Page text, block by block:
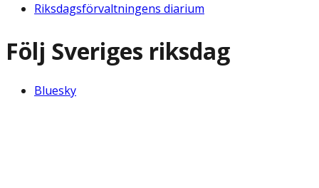
Riksdagsförvaltningens diarium
Följ Sveriges riksdag
Bluesky